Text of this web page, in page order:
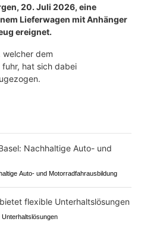
20. Juli 2026, eine
Lieferwagen mit Anhänger
ereignet.
welcher dem
hat sich dabei
Auto- und Motorradfahrausbildung